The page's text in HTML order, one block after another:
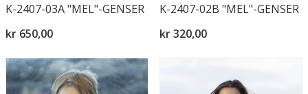
K-2407-03A "MEL"-GENSER
kr 650,00
K-2407-02B "MEL"-GENSER
kr 320,00